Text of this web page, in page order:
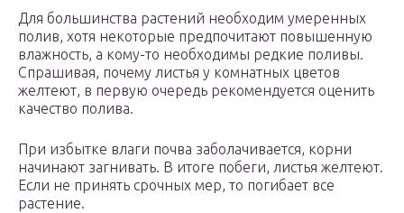
Для большинства растений необходим умеренных
полив, хотя некоторые предпочитают повышенную
влажность, а кому-то необходимы редкие поливы.
Спрашивая, почему листья у комнатных цветов
желтеют, в первую очередь рекомендуется оценить
качество полива.
При избытке влаги почва заболачивается, корни
начинают загнивать. В итоге побеги, листья желтеют.
Если не принять срочных мер, то погибает все
растение.